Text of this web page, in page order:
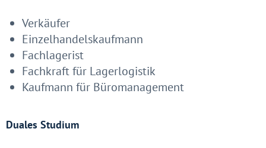
Verkäufer
Einzelhandelskaufmann
Fachlagerist
Fachkraft für Lagerlogistik
Kaufmann für Büromanagement
Duales Studium